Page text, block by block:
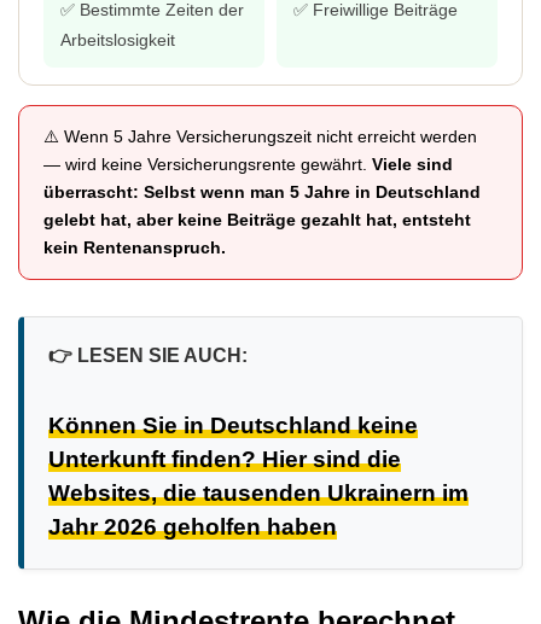
✅ Bestimmte Zeiten der
Arbeitslosigkeit
✅ Freiwillige Beiträge
⚠️ Wenn 5 Jahre Versicherungszeit nicht erreicht werden
— wird keine Versicherungsrente gewährt. Viele sind
überrascht: Selbst wenn man 5 Jahre in Deutschland
gelebt hat, aber keine Beiträge gezahlt hat, entsteht
kein Rentenanspruch.
👉 LESEN SIE AUCH:
Können Sie in Deutschland keine
Unterkunft finden? Hier sind die
Websites, die tausenden Ukrainern im
Jahr 2026 geholfen haben